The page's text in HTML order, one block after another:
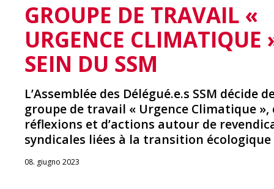
CONVENZIONI &
CONTRATTI
Contratti di lavoro per
Sicurezza & Equità
LA NOSTRA RETE
La tua connessione con il
mondo dei media
PROTEZIONE
GIURIDICA E
CONSULENZA
Sostegno qualificato in
questioni di diritto del
AGEVOLAZIONI
Sconti e vantaggi esclusivi
per i membri SSM
L’SSM
Chi siamo e quali sono i
nostri valori
GROUPE DE TRAVAIL «
URGENCE CLIMATIQUE
SEIN DU SSM
L’Assemblée des Délégué.e.s SSM décide
groupe de travail « Urgence Climatique »,
réflexions et d’actions autour de
syndicales liées à la transition écologique
08. giugno 2023